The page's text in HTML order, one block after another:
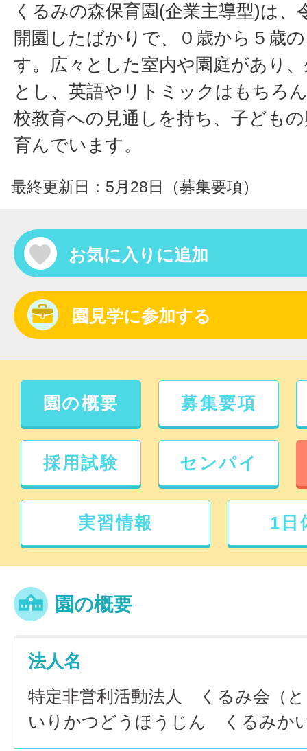
くるみの森保育園(企業主導型)は、
開園したばかりで、０歳から５歳
す。広々とした室内や園庭があり
とし、英語やリトミックはもちろ
校教育への見通しを持ち、子ども
育んでいます。
最終更新日：5月28日（募集要項）
お気に入りに追加
園見学に参加する
園の概要 募集要項
採用試験 センパイ
実習情報 1日
園の概要
法人名
特定非営利活動法人 くるみ会（
いりかつどうほうじん くるみか